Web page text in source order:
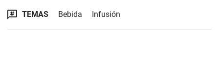
TEMAS Bebida Infusión